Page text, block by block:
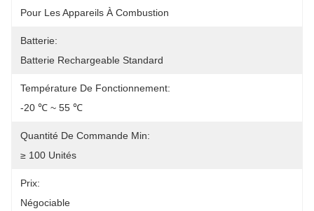
Pour Les Appareils À Combustion
Batterie:
Batterie Rechargeable Standard
Température De Fonctionnement:
-20 ℃ ~ 55 ℃
Quantité De Commande Min:
≥ 100 Unités
Prix:
Négociable